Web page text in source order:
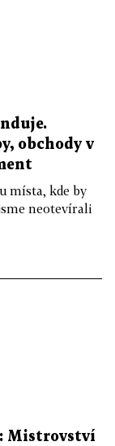
obchody v
místa, kde by
neotevírali
Mistrovství